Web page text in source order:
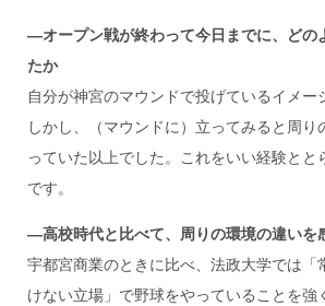
―オープン戦が終わって今日までに、どの
たか
自分が神宮のマウンドで投げているイメー
しかし、（マウンドに）立ってみると周り
っていた以上でした。これをいい経験とと
です。
―高校時代と比べて、周りの環境の違いを
宇都宮商業のときに比べ、法政大学では「
けない立場」で野球をやっていることを強